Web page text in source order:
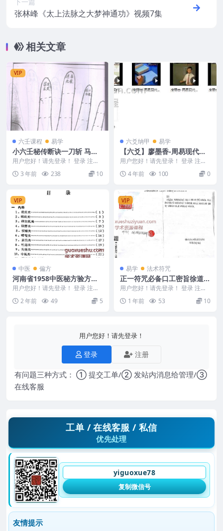
张林峰《太上法脉之大梦神通功》视频7集
相关文章
VIP
六壬课程 易学
小六壬秘传断诀一刀斩 马前
课
用户您好！请先登录！ 登录 注册
小六壬秘传断诀一刀斩 Y2307-10
5 3 年前 238 10
六爻纳甲 易学
【六爻】廖墨香-周易现代经
济预测技法讲座8集免费下载
用户您好！请先登录！ 登录 注册
【六爻】廖墨香-周易现代经济预
测技法讲座8集 ...
4 年前 100 0
VIP
中医 偏方
河南省1958中医秘方验方汇
编（续一）
用户您好！请先登录！ 登录 注册
（续一） 240...
2 年前 49 5
VIP
易学 法术符咒
正一符咒必备口工密旨徐道长
PDF14页
用户您好！请先登录！ 登录 注册
正一符咒必备口工密旨徐道长PDF
【介意勿买 2...
1 年前 53 10
用户您好！请先登录！
登录 注册
有问题三种方式： ① 提交工单/② 发站内消息给管理/③
在线客服
工单 / 在线客服 / 私信
优先处理
yiguoxue78
复制微信号
友情提示